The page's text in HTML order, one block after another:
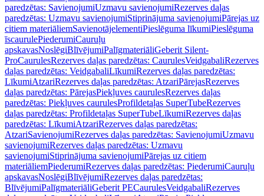
paredzētas: SavienojumiUzmavu savienojumiRezerves daļas
paredzētas: Uzmavu savienojumiStiprinājuma savienojumiPārejas uz
citiem materiāliemSavienotājelementiPieslēguma līkumiPieslēguma
īscaurulePiederumiCauruļu
apskavasNoslēgiBlīvējumiPalīgmateriāliGeberit Silent-
ProCaurulesRezerves daļas paredzētas: CaurulesVeidgabaliRezerves
daļas paredzētas: VeidgabaliLīkumiRezerves daļas paredzētas:
LīkumiAtzariRezerves daļas paredzētas: AtzariPārejasRezerves
daļas paredzētas: PārejasPiekļuves caurulesRezerves daļas
paredzētas: Piekļuves caurulesProfildetaļas SuperTubeRezerves
daļas paredzētas: Profildetaļas SuperTubeLīkumiRezerves daļas
paredzētas: LīkumiAtzariRezerves daļas paredzētas:
AtzariSavienojumiRezerves daļas paredzētas: SavienojumiUzmavu
savienojumiRezerves daļas paredzētas: Uzmavu
savienojumiStiprinājuma savienojumiPārejas uz citiem
materiāliemPiederumiRezerves daļas paredzētas: PiederumiCauruļu
apskavasNoslēgiBlīvējumiRezerves daļas paredzētas:
BlīvējumiPalīgmateriāliGeberit PECaurulesVeidgabaliRezerves